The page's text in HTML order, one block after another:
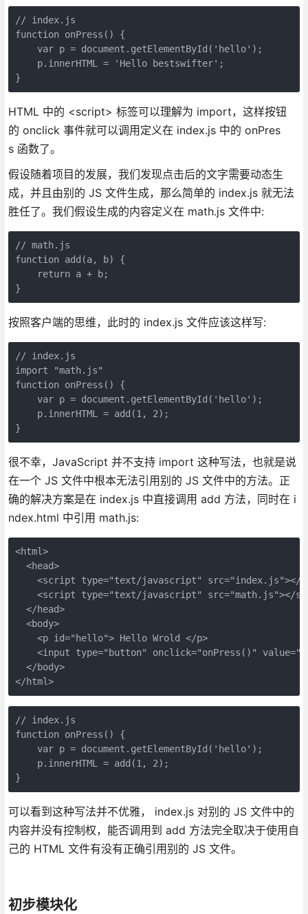
// index.js
function onPress() {
    var p = document.getElementById('hello');
    p.innerHTML = 'Hello bestswifter';
}
HTML 中的 <script> 标签可以理解为 import，这样按钮
的 onclick 事件就可以调用定义在 index.js 中的 onPres
s 函数了。
假设随着项目的发展，我们发现点击后的文字需要动态生
成，并且由别的 JS 文件生成，那么简单的 index.js 就无法
胜任了。我们假设生成的内容定义在 math.js 文件中:
// math.js
function add(a, b) {
    return a + b;
}
按照客户端的思维，此时的 index.js 文件应该这样写:
// index.js
import "math.js"
function onPress() {
    var p = document.getElementById('hello');
    p.innerHTML = add(1, 2);
}
很不幸，JavaScript 并不支持 import 这种写法，也就是说
在一个 JS 文件中根本无法引用别的 JS 文件中的方法。正
确的解决方案是在 index.js 中直接调用 add 方法，同时在 i
ndex.html 中引用 math.js:
<html>
  <head>
<script type="text/javascript" src="index.js"></
<script type="text/javascript" src="math.js"></
  </head>
  <body>
    <p id="hello"> Hello Wrold </p>
<input type="button" onclick="onPress()"
  </body>
</html>
// index.js
function onPress() {
    var p = document.getElementById('hello');
    p.innerHTML = add(1, 2);
}
可以看到这种写法并不优雅， index.js 对别的 JS 文件中的
内容并没有控制权，能否调用到 add 方法完全取决于使用自
己的 HTML 文件有没有正确引用别的 JS 文件。
初步模块化